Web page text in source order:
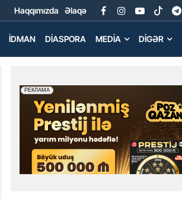
Haqqımızda Əlaqə
İDMAN DIASPORA MEDIA DIGƏR